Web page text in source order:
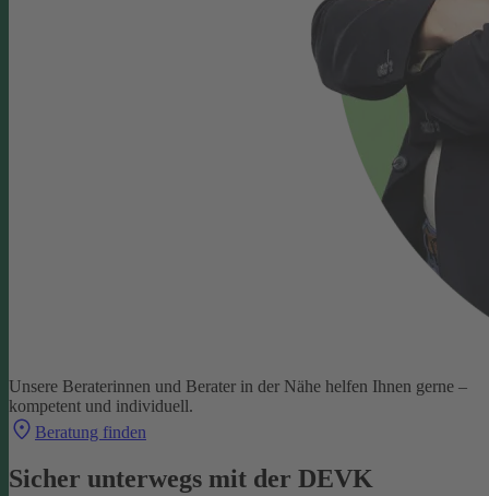
Unsere Beraterinnen und Berater in der Nähe helfen Ihnen gerne –
kompetent und individuell.
Beratung finden
Sicher unterwegs mit der DEVK